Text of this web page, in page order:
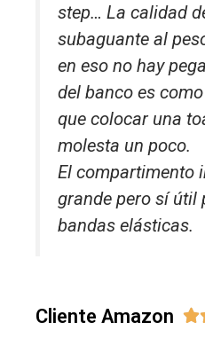
step… La calidad
subaguante al
en eso no hay
del banco es
que colocar una
molesta un poco.
El compartimento
grande pero sí útil
bandas elásticas.
Cliente Amazon 